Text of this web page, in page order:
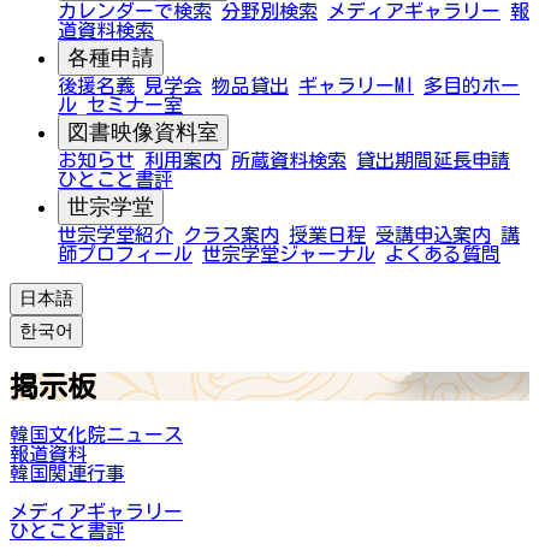
カレンダーで検索 分野別検索 メディアギャラリー 報
道資料検索
各種申請
後援名義 見学会 物品貸出 ギャラリーMI
多目的ホー
ル セミナー室
図書映像資料室
お知らせ 利用案内 所蔵資料検索
貸出期間延長申請
ひとこと書評
世宗学堂
世宗学堂紹介 クラス案内 授業日程 受講申込案内 講
師プロフィール 世宗学堂ジャーナル よくある質問
日本語
한국어
掲示板
韓国文化院ニュース
報道資料
韓国関連行事
メディアギャラリー
ひとこと書評